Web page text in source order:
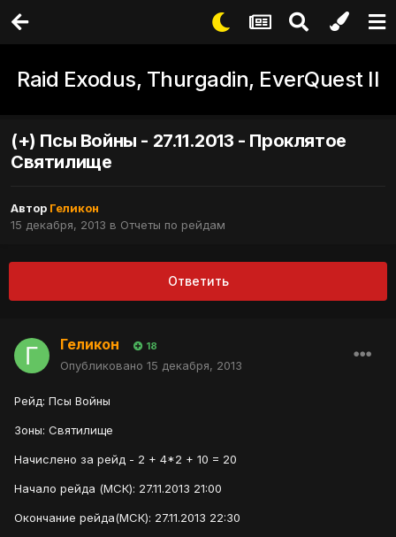
Raid Exodus, Thurgadin, EverQuest II
(+) Псы Войны - 27.11.2013 - Проклятое
Святилище
Автор Геликон
15 декабря, 2013 в Отчеты по рейдам
Ответить
Геликон 18
Опубликовано 15 декабря, 2013
Рейд: Псы Войны
Зоны: Святилище
Начислено за рейд - 2 + 4*2 + 10 = 20
Начало рейда (МСК): 27.11.2013 21:00
Окончание рейда(МСК): 27.11.2013 22:30